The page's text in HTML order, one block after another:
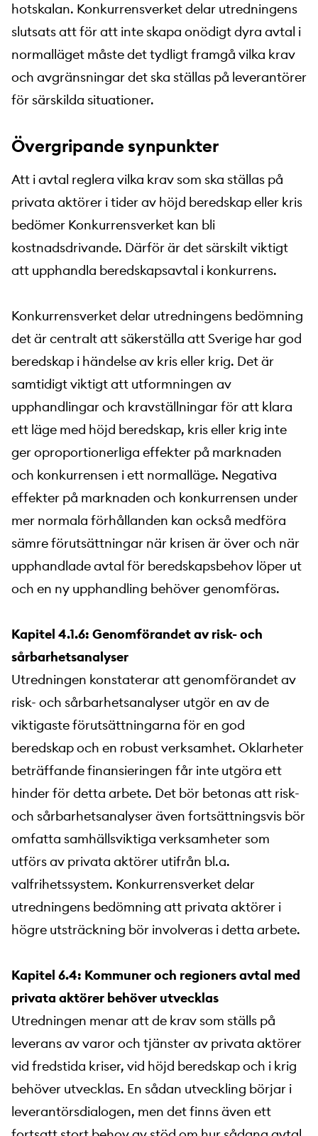
hotskalan. Konkurrensverket delar utredningens
slutsats att för att inte skapa onödigt dyra avtal i
normalläget måste det tydligt framgå vilka krav
och avgränsningar det ska ställas på leverantörer
för särskilda situationer.
Övergripande synpunkter
Att i avtal reglera vilka krav som ska ställas på
privata aktörer i tider av höjd beredskap eller kris
bedömer Konkurrensverket kan bli
kostnadsdrivande. Därför är det särskilt viktigt
att upphandla beredskapsavtal i konkurrens.
Konkurrensverket delar utredningens bedömning
det är centralt att säkerställa att Sverige har god
beredskap i händelse av kris eller krig. Det är
samtidigt viktigt att utformningen av
upphandlingar och kravställningar för att klara
ett läge med höjd beredskap, kris eller krig inte
ger oproportionerliga effekter på marknaden
och konkurrensen i ett normalläge. Negativa
effekter på marknaden och konkurrensen under
mer normala förhållanden kan också medföra
sämre förutsättningar när krisen är över och när
upphandlade avtal för beredskapsbehov löper ut
och en ny upphandling behöver genomföras.
Kapitel 4.1.6: Genomförandet av risk- och
sårbarhetsanalyser
Utredningen konstaterar att genomförandet av
risk- och sårbarhetsanalyser utgör en av de
viktigaste förutsättningarna för en god
beredskap och en robust verksamhet. Oklarheter
beträffande finansieringen får inte utgöra ett
hinder för detta arbete. Det bör betonas att risk-
och sårbarhetsanalyser även fortsättningsvis bör
omfatta samhällsviktiga verksamheter som
utförs av privata aktörer utifrån bl.a.
valfrihetssystem. Konkurrensverket delar
utredningens bedömning att privata aktörer i
högre utsträckning bör involveras i detta arbete.
Kapitel 6.4: Kommuner och regioners avtal med
privata aktörer behöver utvecklas
Utredningen menar att de krav som ställs på
leverans av varor och tjänster av privata aktörer
vid fredstida kriser, vid höjd beredskap och i krig
behöver utvecklas. En sådan utveckling börjar i
leverantörsdialogen, men det finns även ett